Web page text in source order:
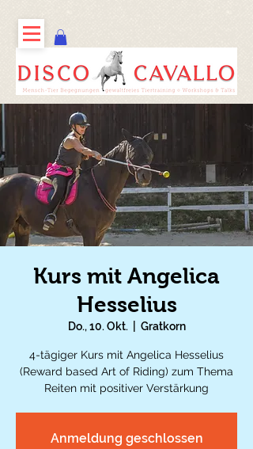
Kurs mit Angelica
Hesselius
Do., 10. Okt.
  |
Gratkorn
4-tägiger Kurs mit Angelica Hesselius
(Reward based Art of Riding) zum Thema
Reiten mit positiver Verstärkung
Anmeldung geschlossen